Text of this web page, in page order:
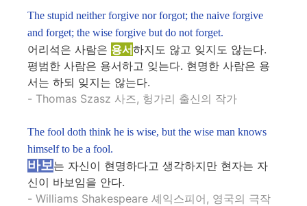
The stupid neither forgive nor forgot; the naive forgive
and forget; the wise forgive but do not forget.
어리석은 사람은 용서하지도 않고 잊지도 않는다.
평범한 사람은 용서하고 잊는다. 현명한 사람은 용
서는 하되 잊지는 않는다.
- Thomas Szasz 사즈, 헝가리 출신의 작가
The fool doth think he is wise, but the wise man knows
himself to be a fool.
바보는 자신이 현명하다고 생각하지만 현자는 자
신이 바보임을 안다.
- Williams Shakespeare 셰익스피어, 영국의 극작